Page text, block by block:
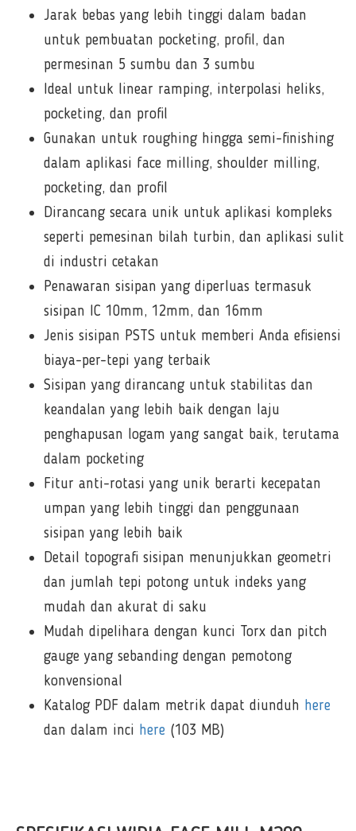
Jarak bebas yang lebih tinggi dalam badan
untuk pembuatan pocketing, profil, dan
permesinan 5 sumbu dan 3 sumbu
Ideal untuk linear ramping, interpolasi heliks,
pocketing, dan profil
Gunakan untuk roughing hingga semi-finishing
dalam aplikasi face milling, shoulder milling,
pocketing, dan profil
Dirancang secara unik untuk aplikasi kompleks
seperti pemesinan bilah turbin, dan aplikasi sulit
di industri cetakan
Penawaran sisipan yang diperluas termasuk
sisipan IC 10mm, 12mm, dan 16mm
Jenis sisipan PSTS untuk memberi Anda efisiensi
biaya-per-tepi yang terbaik
Sisipan yang dirancang untuk stabilitas dan
keandalan yang lebih baik dengan laju
penghapusan logam yang sangat baik, terutama
dalam pocketing
Fitur anti-rotasi yang unik berarti kecepatan
umpan yang lebih tinggi dan penggunaan
sisipan yang lebih baik
Detail topografi sisipan menunjukkan geometri
dan jumlah tepi potong untuk indeks yang
mudah dan akurat di saku
Mudah dipelihara dengan kunci Torx dan pitch
gauge yang sebanding dengan pemotong
konvensional
Katalog PDF dalam metrik dapat diunduh here
dan dalam inci here (103 MB)